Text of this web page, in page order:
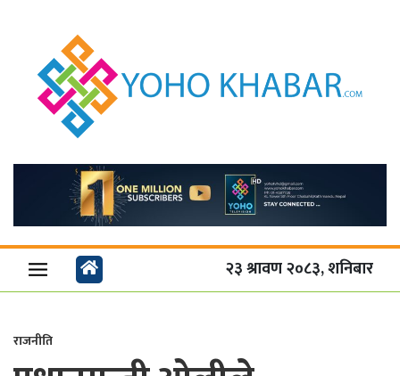
२३ श्रावण २०८३, शनिबार
राजनीति